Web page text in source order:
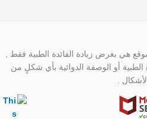
هي بغرض زيادة الفائدة الطبية فقط ,
الطبية أو الوصفة الدوائية بأي شكلٍ من
الأشكال .